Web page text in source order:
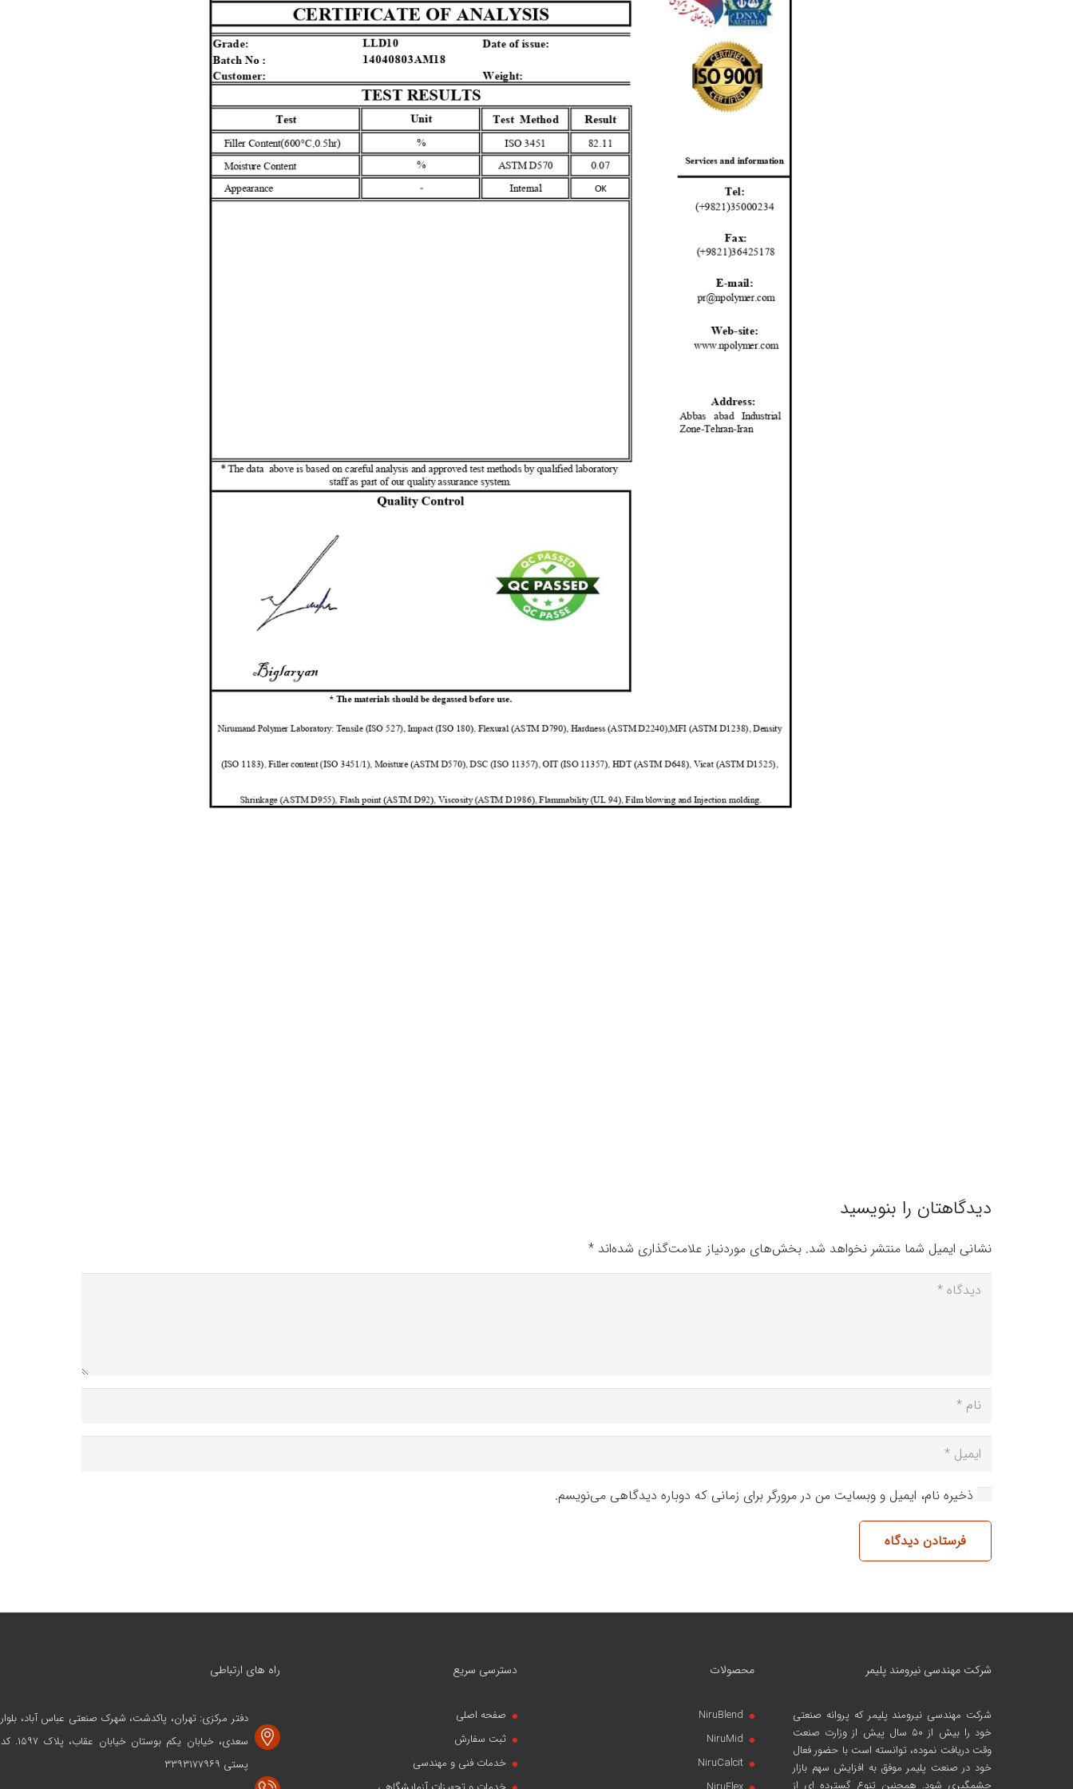
دیدگاهتان را بنویسید
نشانی ایمیل شما منتشر نخواهد شد. بخش‌های موردنیاز علامت‌گذاری شده‌اند *
ذخیره نام، ایمیل و وبسایت من در مرورگر برای زمانی که دوباره دیدگاهی می‌نویسم.
فرستادن دیدگاه
شرکت مهندسی نیرومند پلیمر
شرکت مهندسی نیرومند پلیمرکه پروانه صنعتی
خود را بیش از ۵۰ سال پیش از وزارت صنعت
وقت دریافت نموده، توانسته است با حضور فعال
خود در صنعت پلیمر موفق به افزایش سهم بازار
چشمگیری شود. همچنین تنوع گسترده ای از
محصولات
NiruBlend
NiruMid
NiruCalcit
دسترسی سریع
صفحه اصلی
ثبت سفارش
خدمات فنی و مهندسی
راه های ارتباطی
دفتر مرکزی: تهران، پاکدشت، شهرک صنعتی عباس آباد، بلوار
سعدی، خیابان یکم بوستان خیابان عقاب، پلاک ۱۵۹۷. کد
پستی ۳۳۹۳۱۷۷۹۶۹